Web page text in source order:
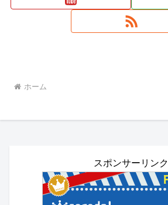
ホーム
スポンサーリンク